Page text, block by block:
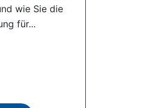
wie Sie die
für...